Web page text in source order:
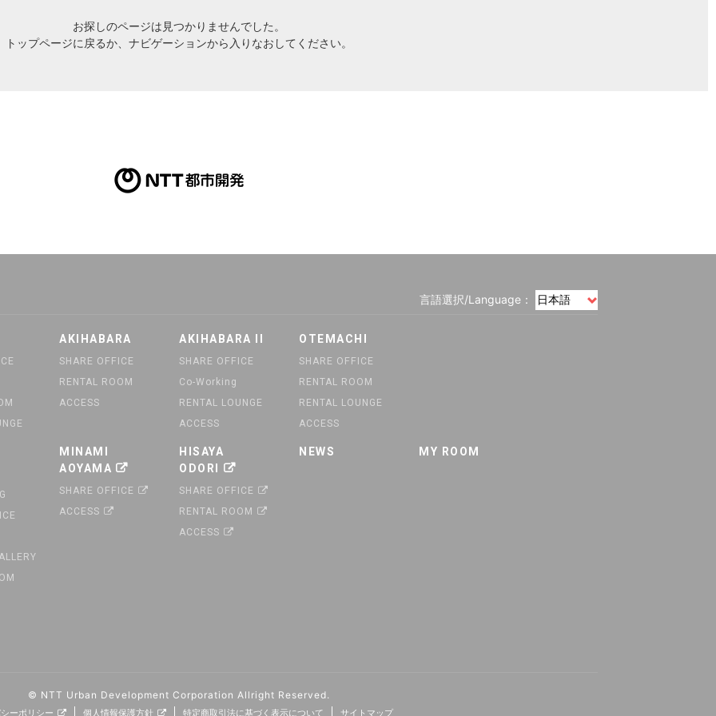
H/Q
お探しのページは 見つかりませんでした。
トップページに戻るか、ナビゲーションから入りなおしてください。
言語選択/Language：
AKIHABARA
SHARE OFFICE
RENTAL ROOM
ACCESS
AKIHABARA II
SHARE OFFICE
Co-Working
RENTAL LOUNGE
ACCESS
OTEMACHI
SHARE OFFICE
RENTAL ROOM
RENTAL LOUNGE
ACCESS
MINAMI
AOYAMA
SHARE OFFICE
ACCESS
HISAYA
ODORI
SHARE OFFICE
RENTAL ROOM
ACCESS
NEWS MY ROOM
© NTT Urban Development Corporation Allright Reserved.
ーポリシー 個人情報保護方針 特定商取引法に基づく表示について サイトマップ